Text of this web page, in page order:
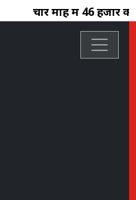
चार माह में 46 हजार